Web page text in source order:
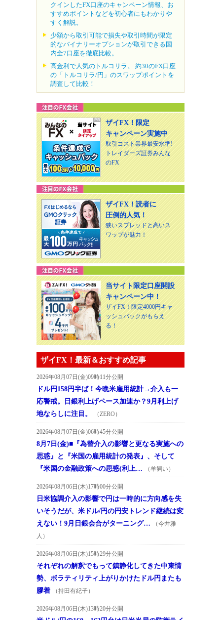
クインしたFX口座のキャンペーン情報、お
すすめポイントなどを初心者にもわかりや
すく解説。
少額から取引可能で損失や取引時間が限定
的なバイナリーオプションが取引できる国
内全7口座を徹底比較。
高金利で人気のトルコリラ。 約30のFX口座
の「トルコリラ/円」のスワップポイントを
調査して比較！
ザイFX！限定
キャンペーン実施中
取引コスト業界最安水準!
トレイダーズ証券みんな
のFX
ザイFX！読者に
圧倒的人気！
狭いスプレッドと高いス
ワップが魅力！
当サイト限定口座開設
キャンペーン中！
ザイFX！限定4000円キャ
ッシュバックがもらえ
る！
ザイFX！最新＆おすすめ記事
2026年08月07日(金)09時11分公開
ドル円158円半ば！今晩米雇用統計→介入も一
応警戒。日銀利上げペース加速か？9月利上げ
地ならしに注目。
（ZERO）
2026年08月07日(金)06時45分公開
8月7日(金)■『為替介入の影響と更なる実施への
思惑』と『米国の雇用統計の発表』、そして
『米国の金融政策への思惑(利上…
（羊飼い）
2026年08月06日(木)17時00分公開
日米協調介入の影響で円は一時的に方向感を失
いそうだが、米ドル/円の円安トレンド継続は変
えない！9月日銀会合がターニング…
（今井雅
人）
2026年08月06日(木)15時29分公開
それぞれの解釈でもって鎮静化してきた中東情
勢、ボラティリティ上がりかけたドル円またも
膠着
（持田有紀子）
2026年08月06日(木)13時20分公開